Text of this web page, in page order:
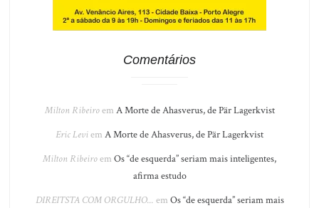
Comentários
Milton Ribeiroem A Morte de Ahasverus, de Pär Lagerkvist
Eric Leviem A Morte de Ahasverus, de Pär Lagerkvist
Milton Ribeiroem Os “de esquerda” seriam mais inteligentes,
afirma estudo
DIREITSTA COM ORGULHO... em Os “de esquerda” seriam mais